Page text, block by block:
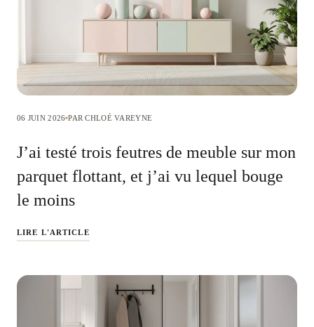
06 JUIN 2026 PAR CHLOÉ VAREYNE
J’ai testé trois feutres de meuble sur mon
parquet flottant, et j’ai vu lequel bouge
le moins
LIRE L'ARTICLE